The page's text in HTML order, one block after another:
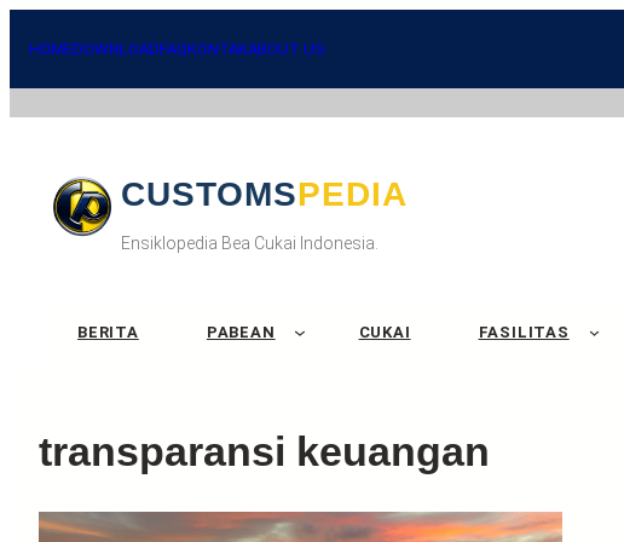
HOMEDOWNLOADFAQKONTAKABOUT US
CUSTOMSPEDIA
Ensiklopedia Bea Cukai Indonesia.
BERITA PABEAN CUKAI FASILITAS
transparansi keuangan